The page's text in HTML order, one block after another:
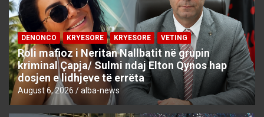
DENONCO KRYESORE KRYESORE VETING
Roli mafioz i Neritan Nallbatit në grupin
kriminal Çapja/ Sulmi ndaj Elton Qynos hap
dosjen e lidhjeve të errëta
August 6, 2026 alba-news